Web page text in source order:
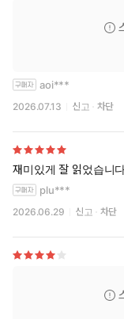
aoi***
2026.07.13 신고 차단
재미있게 잘 읽었습니
plu***
2026.06.29 신고 차단